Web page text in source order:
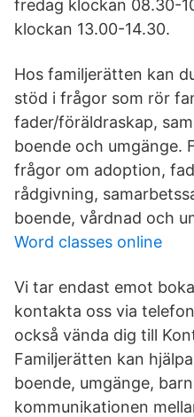
fredag klockan 08.30-
klockan 13.00-14.30.
Hos familjerätten kan
stöd i frågor som rör
fader/föräldraskap,
boende och umgänge.
frågor om adoption,
rådgivning,
boende, vårdnad och
Word classes online
Vi tar endast emot
kontakta oss via
också vända dig till
Familjerätten kan
boende, umgänge,
kommunikationen